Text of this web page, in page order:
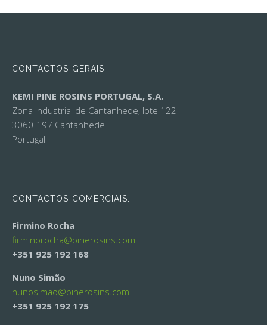
CONTACTOS GERAIS:
KEMI PINE ROSINS PORTUGAL, S.A.
Zona Industrial de Cantanhede, lote 122
3060-197 Cantanhede
Portugal
CONTACTOS COMERCIAIS:
Firmino Rocha
firminorocha@pinerosins.com
+351 925 192 168
Nuno Simão
nunosimao@pinerosins.com
+351 925 192 175